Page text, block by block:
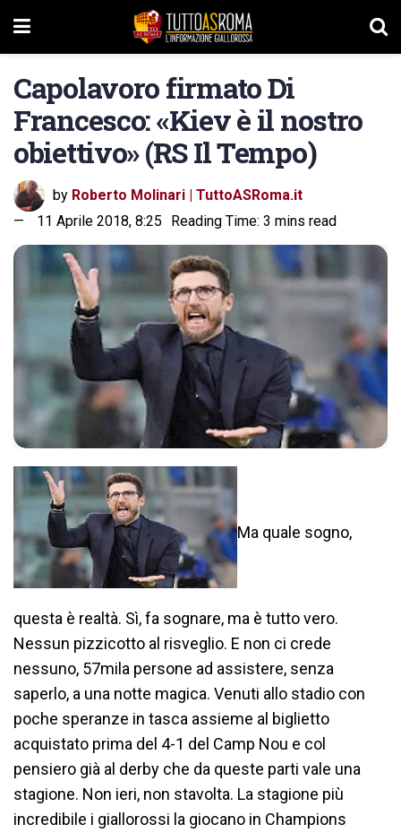
Capolavoro firmato Di
Francesco: «Kiev è il nostro
obiettivo» (RS Il Tempo)
by Roberto Molinari | TuttoASRoma.it
11 Aprile 2018, 8:25
Reading Time: 3 mins read
Ma quale sogno,
questa è realtà. Sì, fa sognare, ma è tutto vero.
Nessun pizzicotto al risveglio. E non ci crede
nessuno, 57mila persone ad assistere, senza
saperlo, a una notte magica. Venuti allo stadio con
poche speranze in tasca assieme al biglietto
acquistato prima del 4-1 del Camp Nou e col
pensiero già al derby che da queste parti vale una
stagione. Non ieri, non stavolta. La stagione più
incredibile i giallorossi la giocano in Champions